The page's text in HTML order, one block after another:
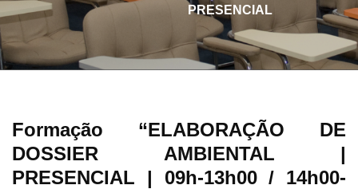
PRESENCIAL
Formação “ELABORAÇÃO DE
DOSSIER AMBIENTAL |
PRESENCIAL | 09h-13h00 / 14h00-